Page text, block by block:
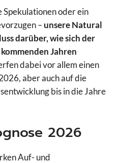
oder ein
–unsere Natural
darüber, wie sich der
Jahren
dabei vor allem einen
aber auch auf die
bis in die Jahre
2026
Auf- und